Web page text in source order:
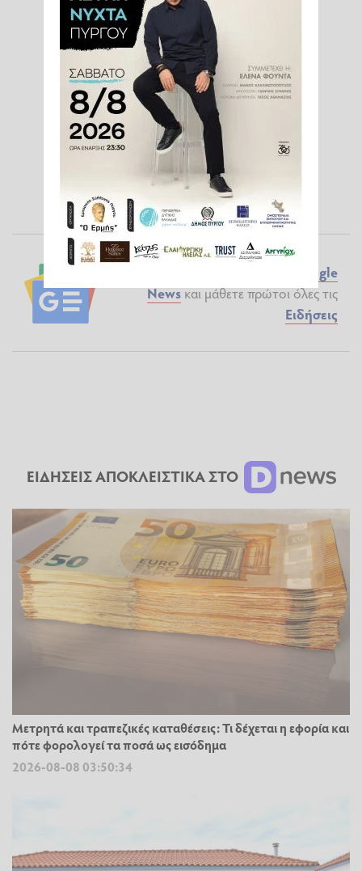
Google
Newsκαι μάθετε πρώτοι όλες τις
Ειδήσεις
ΕΙΔΗΣΕΙΣ ΑΠΟΚΛΕΙΣΤΙΚΑ ΣΤΟ
Μετρητά και τραπεζικές καταθέσεις: Τι δέχεται η εφορία και
πότε φορολογεί τα ποσά ως εισόδημα
2026-08-08 03:50:34